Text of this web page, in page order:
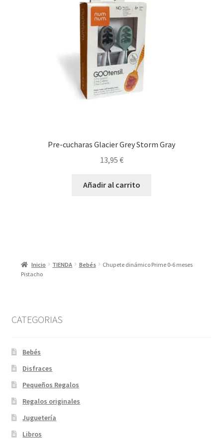
Pre-cucharas Glacier Grey Storm Gray
13,95 €
Añadir al carrito
Inicio TIENDA Bebés
Chupete dinámico Prime 0-6 meses
Pistacho
CATEGORIAS
Bebés
Disfraces
Pequeños Regalos
Regalos originales
Juguetería
Libros